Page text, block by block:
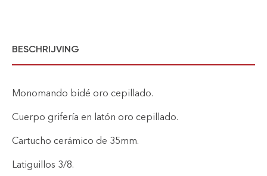
BESCHRIJVING
Monomando bidé oro cepillado.
Cuerpo grifería en latón oro cepillado.
Cartucho cerámico de 35mm.
Latiguillos 3/8.